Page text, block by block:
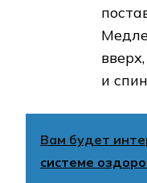
и
Вам будет
системе